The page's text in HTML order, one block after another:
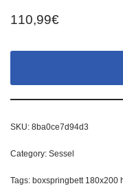
110,99€
SKU: 8ba0ce7d94d3
Category: Sessel
Tags: boxspringbett 180x200